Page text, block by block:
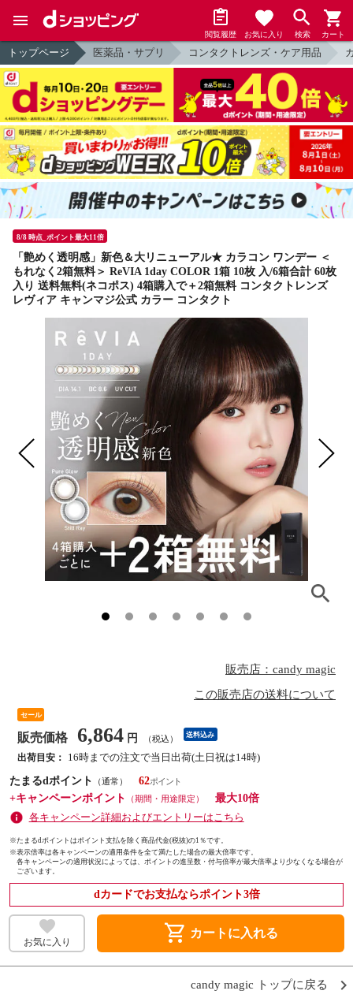
閲覧履歴 お気に入り 検索 カート
トップページ 医薬品・サプリ コンタクトレンズ・ケア用品
8/8 時点_ポイント最大11倍
「艶めく透明感」新色＆大リニューアル★ カラコン ワンデー ＜
もれなく2箱無料＞ ReVIA 1day COLOR 1箱 10枚 入/6箱合計 60枚
入り 送料無料(ネコポス) 4箱購入で＋2箱無料 コンタクトレンズ
レヴィア キャンマジ公式 カラー コンタクト
販売店：candy magic
この販売店の送料について
セール
販売価格 6,864 円 （税込） 送料込み
出荷目安：
16時までの注文で当日出荷(土日祝は14時)
たまるdポイント
（通常）
62
+キャンペーンポイント
（期間・用途限定）
最大10倍
各キャンペーン詳細およびエントリーはこちら
※たまるdポイントはポイント支払を除く商品代金(税抜)の1％です。
※表示倍率は各キャンペーンの適用条件を全て満たした場合の最大倍率です。
各キャンペーンの適用状況によっては、ポイントの進呈数・付与倍率が最大倍率より少なくなる場合が
ございます。
dカードでお支払ならポイント3倍
お気に入り shopping_cart カートに入れる
candy magic トップに戻る